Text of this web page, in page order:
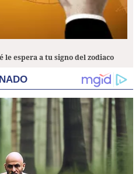
le espera a tu signo del zodiaco